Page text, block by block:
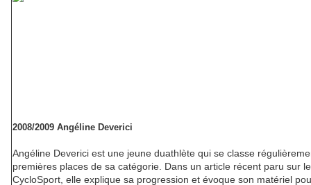
2008/2009 Angéline Deverici
Angéline Deverici est une jeune duathlète qui se classe
premières places de sa catégorie. Dans un article récent paru sur
CycloSport, elle explique sa progression et évoque son matériel